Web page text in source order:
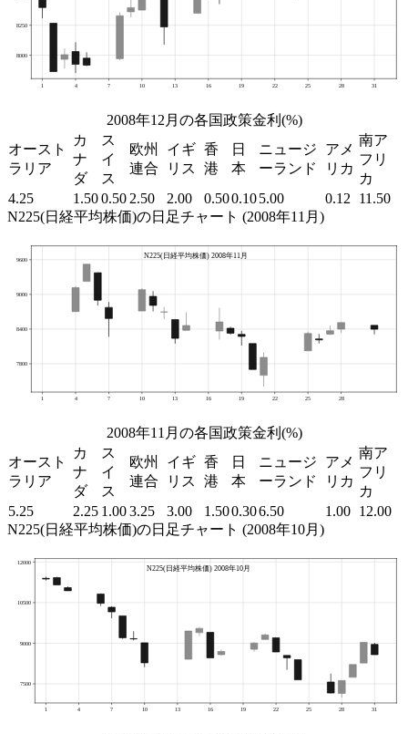
2008年12月の各国政策金利(%)
オースト
ラリア
カ
ナ
ダ
ス
イ
ス
欧州
連合
イギ
リス
香
港
日
本
ニュージ
ーランド
アメ
リカ
南ア
フリ
カ
4.25
1.500.50 2.50 2.00 0.500.105.00 0.12
11.50
N225(日経平均株価)の日足チャート (2008年11月)
2008年11月の各国政策金利(%)
オースト
ラリア
カ
ナ
ダ
ス
イ
ス
欧州
連合
イギ
リス
香
港
日
本
ニュージ
ーランド
アメ
リカ
南ア
フリ
カ
5.25
2.25 1.003.25 3.00 1.500.306.50 1.00 12.00
N225(日経平均株価)の日足チャート (2008年10月)